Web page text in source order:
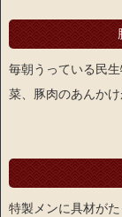
毎朝うっている民
菜、豚肉のあんかけ
特製メンに具材が